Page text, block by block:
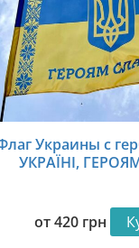
Украины с
УКРАЇНІ,
от420 грн